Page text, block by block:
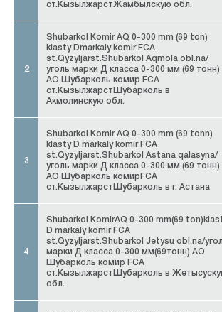
ст.КызылжарстЖамбылскую обл.
2
Shubarkol Komir AQ 0-300 mm (69 ton)
klasty Dmarkaly komir FCA
st.Qyzyljarst.Shubarkol Aqmola obl.na/
уголь марки Д класса 0-300 мм (69 тонн)
АО Шубарколь комир FCA
ст.КызылжарстШубарколь в
Акмолинскую обл.
3
Shubarkol Komir AQ 0-300 mm (69 tonn)
klasty D markaly komir FCA
st.Qyzyljarst.Shubarkol Astana qalasyna/
уголь марки Д класса 0-300 мм (69 тонн)
АО Шубарколь комирFCA
ст.КызылжарстШубарколь в г. Астана
4
Shubarkol KomirAQ 0-300 mm(69
D markaly komir FCA
st.Qyzyljarst.Shubarkol Jetysu obl.na/
марки Д класса 0-300 мм(69тонн) АО
Шубарколь комир FCA
ст.КызылжарстШубарколь в
обл.